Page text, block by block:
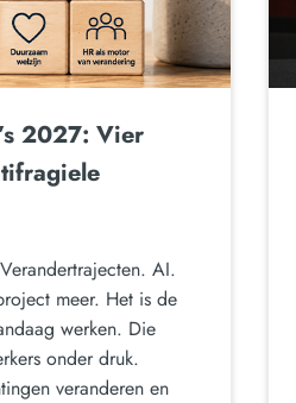
2027: Vier
AI.
meer. Het is de
werken. Die
onder druk.
veranderen en